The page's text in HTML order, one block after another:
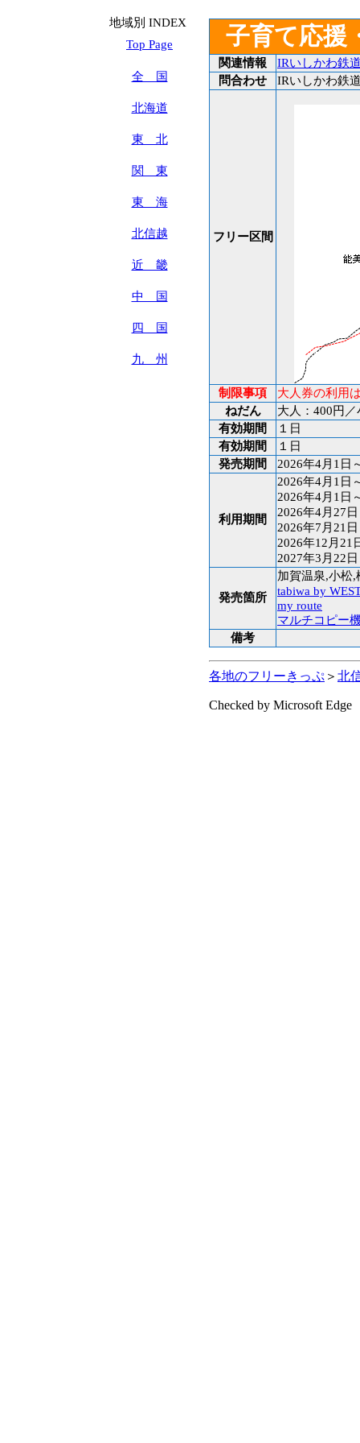
地域別 INDEX
Top Page
全 国
北海道
東 北
関 東
東 海
北信越
近 畿
中 国
四 国
九 州
子育て応援
関連情報
IRいしかわ鉄
問合わせ
IRいしかわ鉄
フリー区間
制限事項
大人券の利用
ねだん
大人：400円
有効期間
１日
有効期間
１日
発売期間
2026年4月1日
利用期間
2026年4月1日
2026年4月1日
2026年4月27
2026年7月21
2026年12月21
2027年3月22
発売箇所
加賀温泉,小松
tabiwa by
my route
マルチコピー
備考
各地のフリーきっぷ ＞ 北
Checked by Microsoft Edge